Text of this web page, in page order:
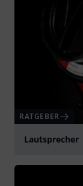
RATGEBER
Lautsprecher